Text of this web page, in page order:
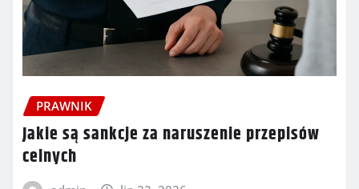
PRAWNIK
Jakie są sankcje za naruszenie przepisów
celnych